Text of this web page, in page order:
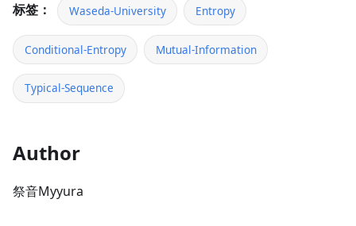
标签： Waseda-University Entropy
Conditional-Entropy Mutual-Information
Typical-Sequence
Author
祭音Myyura